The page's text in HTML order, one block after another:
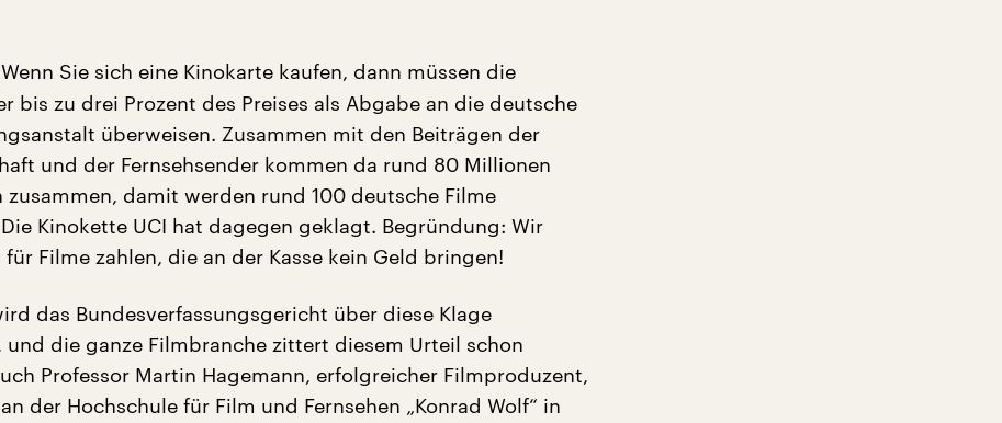
Wenn Sie sich eine Kinokarte kaufen, dann müssen die
bis zu drei Prozent des Preises als Abgabe an die deutsche
überweisen. Zusammen mit den Beiträgen der
und der Fernsehsender kommen da rund 80 Millionen
zusammen, damit werden rund 100 deutsche Filme
Kinokette UCI hat dagegen geklagt. Begründung: Wir
Filme zahlen, die an der Kasse kein Geld bringen!
das Bundesverfassungsgericht über diese Klage
und die ganze Filmbranche zittert diesem Urteil schon
Professor Martin Hagemann, erfolgreicher Filmproduzent,
der Hochschule für Film und Fernsehen „Konrad Wolf“ in